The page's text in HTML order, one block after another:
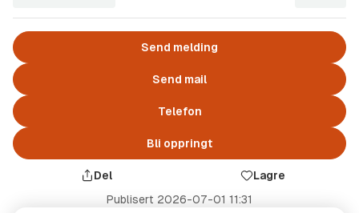
Send melding
Send mail
Telefon
Bli oppringt
Del
Lagre
Publisert 2026-07-01 11:31